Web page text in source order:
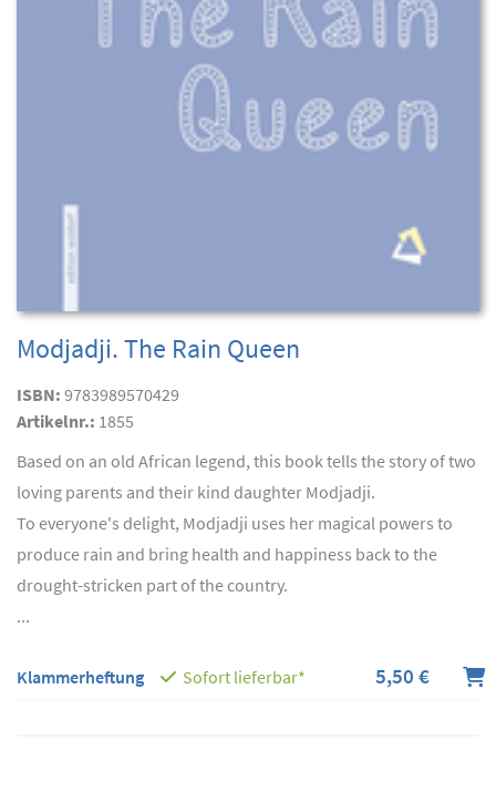
Modjadji. The Rain Queen
ISBN: 9783989570429
Artikelnr.: 1855
Based on an old African legend, this book tells the story of two
loving parents and their kind daughter Modjadji.
To everyone's delight, Modjadji uses her magical powers to
produce rain and bring health and happiness back to the
drought-stricken part of the country.
...
Klammerheftung Sofort lieferbar* 5,50 €